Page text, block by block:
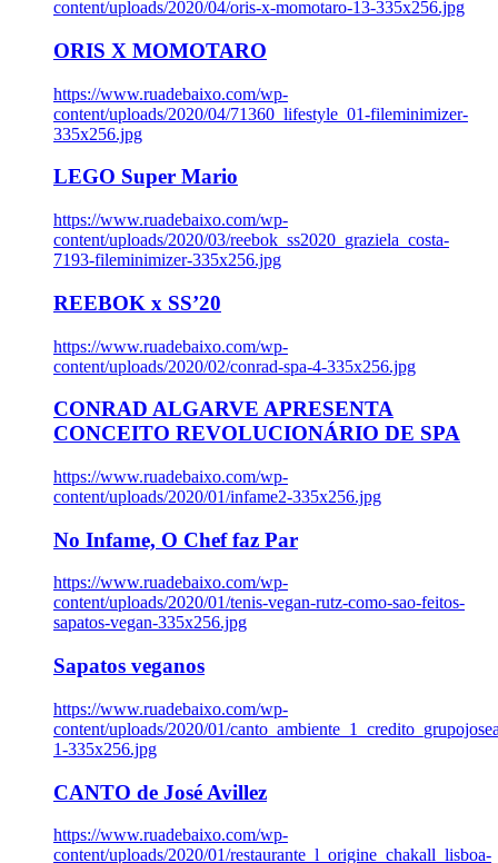
content/uploads/2020/04/oris-x-momotaro-13-335x256.jpg
ORIS X MOMOTARO
https://www.ruadebaixo.com/wp-
content/uploads/2020/04/71360_lifestyle_01-fileminimizer-
335x256.jpg
LEGO Super Mario
https://www.ruadebaixo.com/wp-
content/uploads/2020/03/reebok_ss2020_graziela_costa-
7193-fileminimizer-335x256.jpg
REEBOK x SS’20
https://www.ruadebaixo.com/wp-
content/uploads/2020/02/conrad-spa-4-335x256.jpg
CONRAD ALGARVE APRESENTA
CONCEITO REVOLUCIONÁRIO DE SPA
https://www.ruadebaixo.com/wp-
content/uploads/2020/01/infame2-335x256.jpg
No Infame, O Chef faz Par
https://www.ruadebaixo.com/wp-
content/uploads/2020/01/tenis-vegan-rutz-como-sao-feitos-
sapatos-vegan-335x256.jpg
Sapatos veganos
https://www.ruadebaixo.com/wp-
content/uploads/2020/01/
1-335x256.jpg
CANTO de José Avillez
https://www.ruadebaixo.com/wp-
content/uploads/2020/01/restaurante_l_origine_chakall_lisboa-